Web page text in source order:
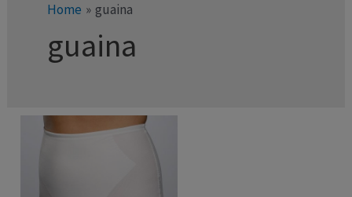
Home guaina
guaina